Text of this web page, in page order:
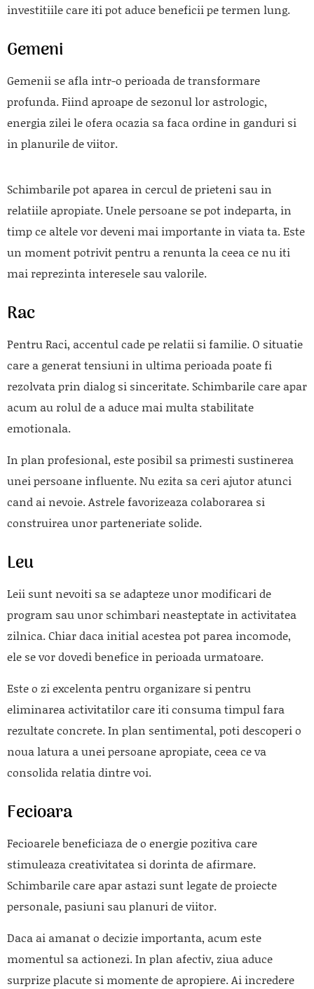
investitiile care iti pot aduce beneficii pe termen lung.
Gemeni
Gemenii se afla intr-o perioada de transformare
profunda. Fiind aproape de sezonul lor astrologic,
energia zilei le ofera ocazia sa faca ordine in ganduri si
in planurile de viitor.
Schimbarile pot aparea in cercul de prieteni sau in
relatiile apropiate. Unele persoane se pot indeparta, in
timp ce altele vor deveni mai importante in viata ta. Este
un moment potrivit pentru a renunta la ceea ce nu iti
mai reprezinta interesele sau valorile.
Rac
Pentru Raci, accentul cade pe relatii si familie. O situatie
care a generat tensiuni in ultima perioada poate fi
rezolvata prin dialog si sinceritate. Schimbarile care apar
acum au rolul de a aduce mai multa stabilitate
emotionala.
In plan profesional, este posibil sa primesti sustinerea
unei persoane influente. Nu ezita sa ceri ajutor atunci
cand ai nevoie. Astrele favorizeaza colaborarea si
construirea unor parteneriate solide.
Leu
Leii sunt nevoiti sa se adapteze unor modificari de
program sau unor schimbari neasteptate in activitatea
zilnica. Chiar daca initial acestea pot parea incomode,
ele se vor dovedi benefice in perioada urmatoare.
Este o zi excelenta pentru organizare si pentru
eliminarea activitatilor care iti consuma timpul fara
rezultate concrete. In plan sentimental, poti descoperi o
noua latura a unei persoane apropiate, ceea ce va
consolida relatia dintre voi.
Fecioara
Fecioarele beneficiaza de o energie pozitiva care
stimuleaza creativitatea si dorinta de afirmare.
Schimbarile care apar astazi sunt legate de proiecte
personale, pasiuni sau planuri de viitor.
Daca ai amanat o decizie importanta, acum este
momentul sa actionezi. In plan afectiv, ziua aduce
surprize placute si momente de apropiere. Ai incredere